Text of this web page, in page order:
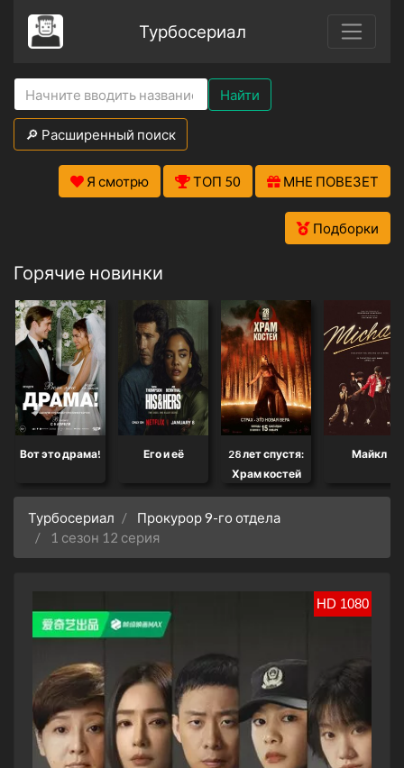
Турбосериал
Найти
🔎 Расширенный поиск
Я смотрю ТОП 50 МНЕ ПОВЕЗЕТ
Подборки
Горячие новинки
Вот это драма! Его и её
28 лет спустя:
Храм костей
Майкл
Турбосериал
Прокурор 9-го отдела
1 сезон 12 серия
HD 1080